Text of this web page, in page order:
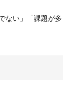
ない」「課題が